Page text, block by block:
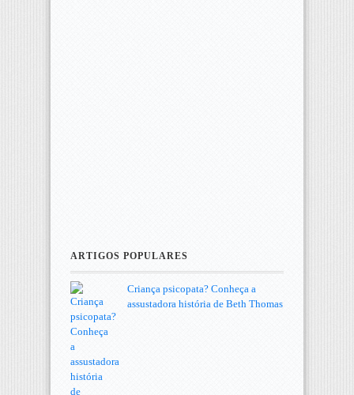
ARTIGOS POPULARES
Criança psicopata? Conheça a
assustadora história de Beth Thomas